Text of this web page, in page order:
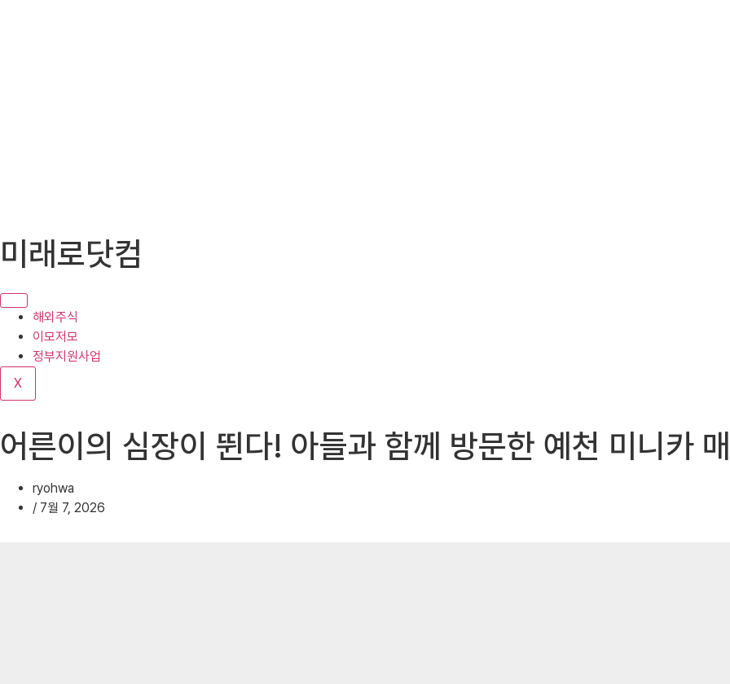
텐
로
기
미래로닷컴
해외주식
이모저모
정부지원사업
X
어른이의 심장이 뛴다! 아들과 함께 방문한 예천 미니카
ryohwa
/ 7월 7, 2026